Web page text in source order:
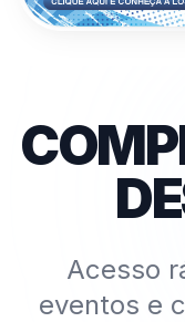
Acesso
eventos e